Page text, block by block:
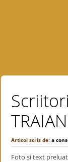
Articol scris de:a
Foto și text